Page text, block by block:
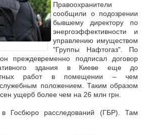
Правоохранители
сообщили о подозрении
бывшему директору по
энергоэффективности и
управлению имуществом
"Группы Нафтогаз". По
преждевременно подписал договор
здания в Киеве еще до
работ в помещении – чем
положением. Таким образом
ущерб более чем на 26 млн грн.
Госбюро расследований (ГБР). Там